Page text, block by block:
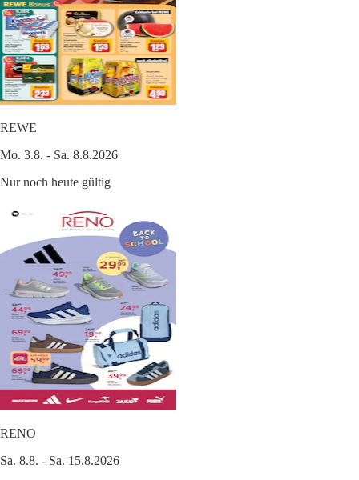
REWE
Mo. 3.8. - Sa. 8.8.2026
Nur noch heute gültig
RENO
Sa. 8.8. - Sa. 15.8.2026